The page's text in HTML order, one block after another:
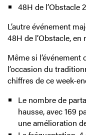
48H de l’Obstacle
L’autre événement
48H de l’Obstacle,
Même si
l’occasion du
chiffres de ce week-
Le nombre de
hausse, avec 169
une amélioration